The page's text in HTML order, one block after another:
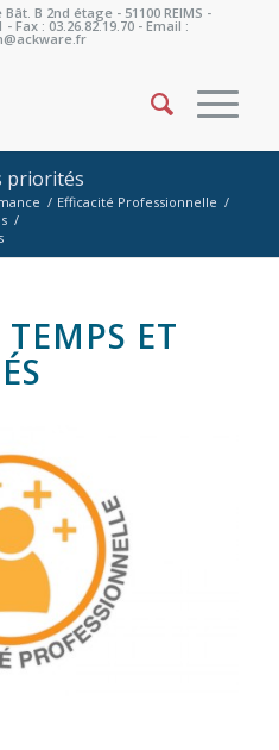
Bât. B 2nd étage - 51100 REIMS -
Fax : 03.26.82.19.70 - Email :
priorités
/ Efficacité Professionnelle /
/
ET